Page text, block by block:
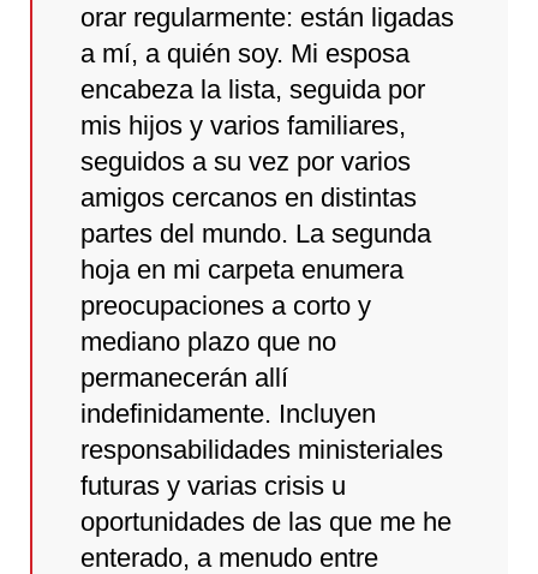
orar regularmente: están ligadas
a mí, a quién soy. Mi esposa
encabeza la lista, seguida por
mis hijos y varios familiares,
seguidos a su vez por varios
amigos cercanos en distintas
partes del mundo. La segunda
hoja en mi carpeta enumera
preocupaciones a corto y
mediano plazo que no
permanecerán allí
indefinidamente. Incluyen
responsabilidades ministeriales
futuras y varias crisis u
oportunidades de las que me he
enterado, a menudo entre